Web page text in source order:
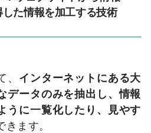
した情報を加工する技術
インターネットにある大
データのみを抽出し、情報
うに一覧化したり、見やす
きます。